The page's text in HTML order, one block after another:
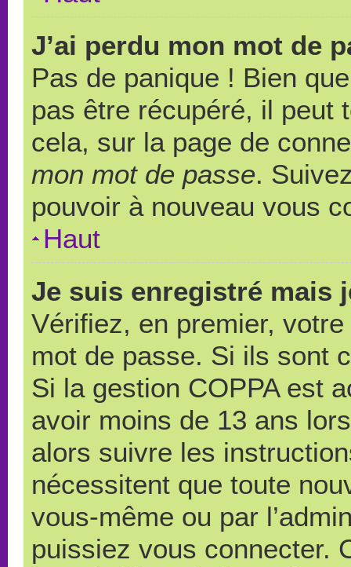
J’ai perdu mon mot de
Pas de panique ! Bien
pas être récupéré, il peut
cela, sur la page de
mon mot de passe.
pouvoir à nouveau vous
Haut
Je suis enregistré mais
Vérifiez, en premier,
mot de passe. Si ils sont
Si la gestion COPPA est
avoir moins de 13 ans
alors suivre les
nécessitent que toute
vous-même ou par
puissiez vous connecter.